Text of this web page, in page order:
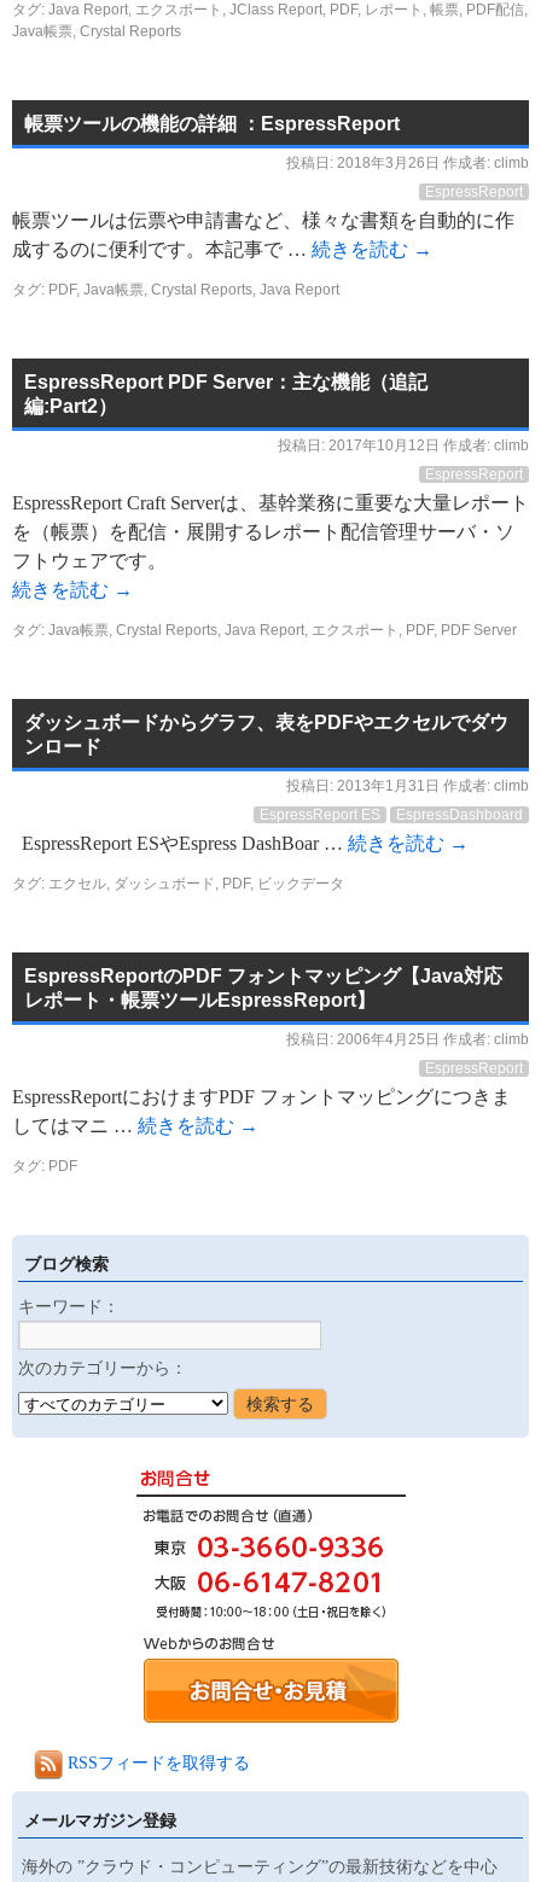
タグ: Java Report, エクスポート , JClass Report, PDF, レポート , 帳票, PDF配信,
Java帳票, Crystal Reports
帳票ツールの機能の詳細 ：EspressReport
投稿日: 2018年3月26日 作成者: climb
EspressReport
帳票ツールは伝票や申請書など、様々な書類を自動的に作
成するのに便利です。本記事で … 続きを読む →
タグ: PDF, Java帳票, Crystal Reports, Java Report
EspressReport PDF Server：主な機能（追記
編:Part2）
投稿日: 2017年10月12日 作成者: climb
EspressReport
EspressReport Craft Serverは、基幹業務に重要な大量レポート
を（帳票）を配信・展開するレポート配信管理サーバ・ソ
フトウェアです。
続きを読む →
タグ: Java帳票, Crystal Reports, Java Report, エクスポート , PDF, PDF Server
ダッシュボードからグラフ、表をPDFやエクセルでダウ
ンロード
投稿日: 2013年1月31日 作成者: climb
EspressReport ES
EspressDashboard
EspressReport ESやEspress DashBoar … 続きを読む →
タグ: エクセル, ダッシュボード, PDF, ビックデータ
EspressReportのPDF フォントマッピング【Java対応
レポート・帳票ツールEspressReport】
投稿日: 2006年4月25日 作成者: climb
EspressReport
EspressReportにおけますPDF フォントマッピングにつきま
してはマニ … 続きを読む →
タグ: PDF
ブログ検索
キーワード：
次のカテゴリーから：
RSSフィードを取得する
メールマガジン登録
海外の ”クラウド・コンピューティング”の最新技術などを中心